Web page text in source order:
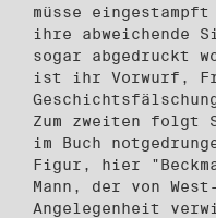
müsse
ihre abweichende
sogar abgedruckt
ist ihr Vorwurf,
Zum zweiten folgt
im Buch
Figur, hier
Mann, der von
Angelegenheit